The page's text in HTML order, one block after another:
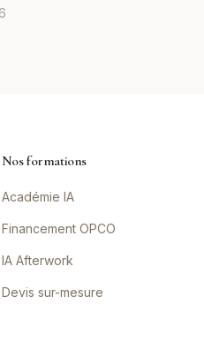
Nos formations
Académie IA
Financement OPCO
IA Afterwork
Devis sur-mesure